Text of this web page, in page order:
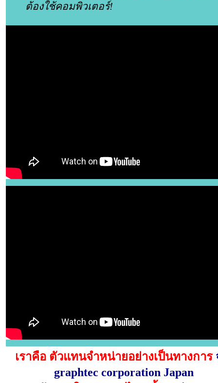
ต้องใช้คอมพิวเตอร์!
เราคือ ตัวแทนจำหน่ายอย่างเป็นทางการ
graphtec corporation Japan